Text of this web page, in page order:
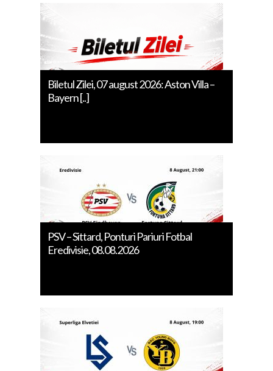
Biletul Zilei, 07 august 2026: Aston Villa –
Bayern [..]
PSV – Sittard, Ponturi Pariuri Fotbal
Eredivisie, 08.08.2026